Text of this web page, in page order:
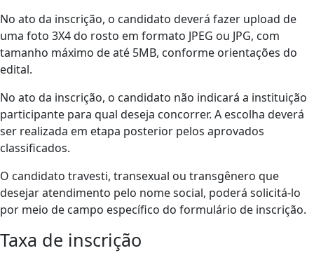
No ato da inscrição, o candidato deverá fazer upload de
uma foto 3X4 do rosto em formato JPEG ou JPG, com
tamanho máximo de até 5MB, conforme orientações do
edital.
No ato da inscrição, o candidato não indicará a instituição
participante para qual deseja concorrer. A escolha deverá
ser realizada em etapa posterior pelos aprovados
classificados.
O candidato travesti, transexual ou transgênero que
desejar atendimento pelo nome social, poderá solicitá-lo
por meio de campo específico do formulário de inscrição.
Taxa de inscrição